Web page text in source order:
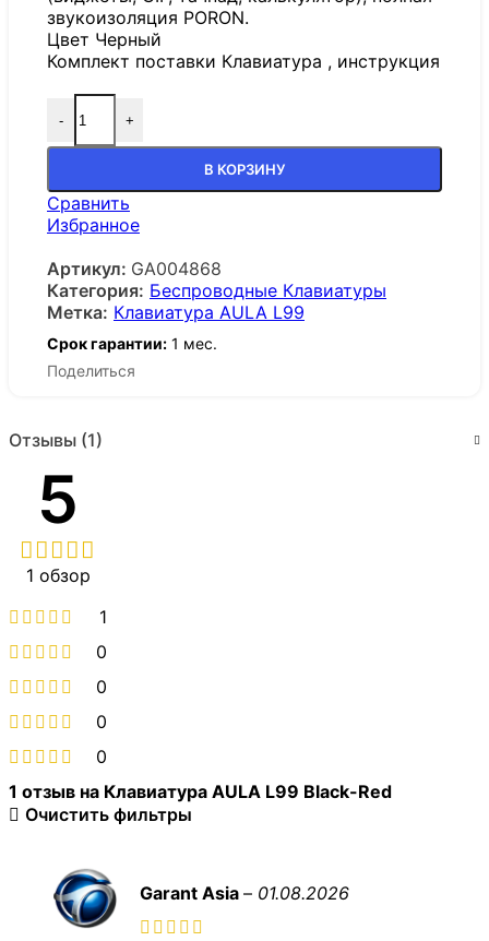
звукоизоляция PORON.
Цвет Черный
Комплект поставки Клавиатура , инструкция
- +
В КОРЗИНУ
Сравнить
Избранное
Артикул: GA004868
Категория: Беспроводные Клавиатуры
Метка: Клавиатура AULA L99
Срок гарантии: 1 мес.
Поделиться
Отзывы (1)
5
1 обзор
1
0
0
0
0
1 отзыв на Клавиатура AULA L99 Black-Red
Очистить фильтры
Garant Asia – 01.08.2026